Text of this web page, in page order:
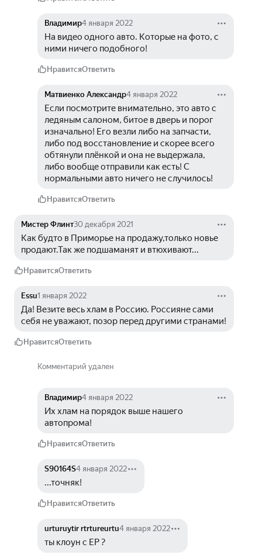
Владимир4 января 2022
На видео одного авто. Которые на фото, с
ними ничего подобного!
НравитсяОтветить
Матвиенко Александр4 января 2022
Если посмотрите внимательно, это авто с
ледяным салоном, битое в дверь и порог
изначально! Его везли либо на запчасти,
либо под восстановление и скорее всего
обтянули плёнкой и она не выдержала,
либо вообще отправили как есть! С
нормальными авто ничего не случилось!
НравитсяОтветить
Мистер Флинт30 декабря 2021
Как будто в Приморье на продажу,только новье
продают.Так же подшаманят и втюхивают...
НравитсяОтветить
Essu1 января 2022
Да! Везите весь хлам в Россию. Россияне сами
себя не уважают, позор перед другими странами!
НравитсяОтветить
Комментарий удален
Владимир4 января 2022
Их хлам на порядок выше нашего
автопрома!
НравитсяОтветить
S90164S4 января 2022
...точняк!
НравитсяОтветить
urturuytir rtrtureurtu4 января 2022
ты клоун с ЕР ?